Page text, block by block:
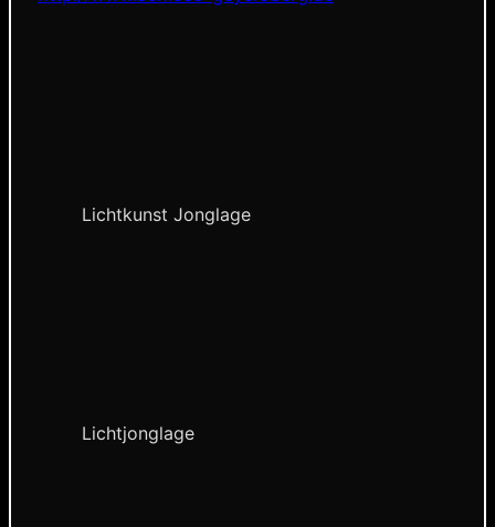
Lichtkunst Jonglage
Lichtjonglage